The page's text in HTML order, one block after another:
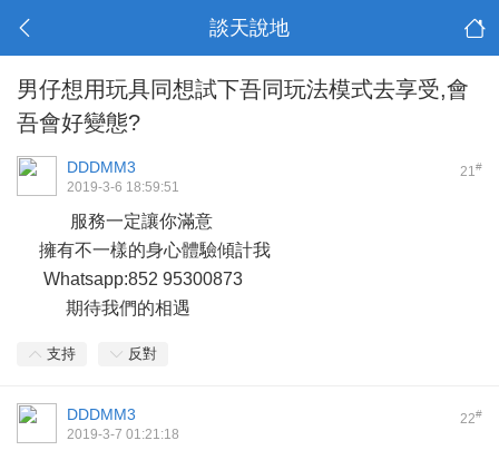
談天說地
男仔想用玩具同想試下吾同玩法模式去享受,會
吾會好變態?
21#
DDDMM3
2019-3-6 18:59:51
服務一定讓你滿意
擁有不一樣的身心體驗傾計我
Whatsapp:852 95300873
期待我們的相遇
支持 反對
22#
DDDMM3
2019-3-7 01:21:18